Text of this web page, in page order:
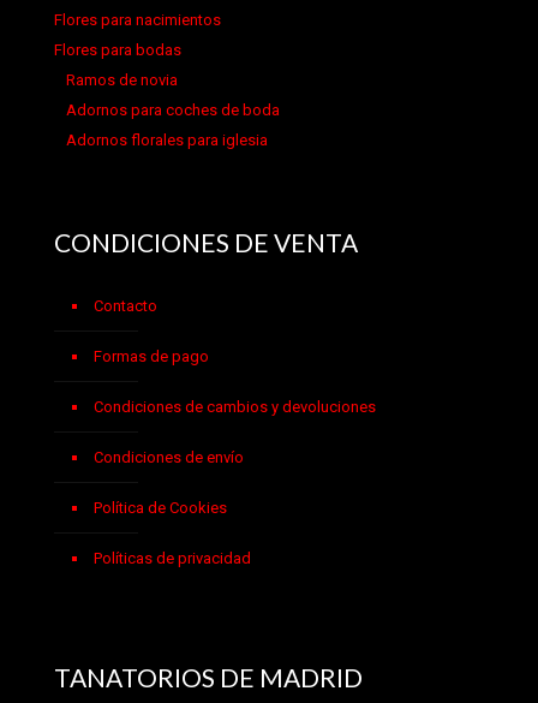
Flores para nacimientos
Flores para bodas
Ramos de novia
Adornos para coches de boda
Adornos florales para iglesia
CONDICIONES DE VENTA
Contacto
Formas de pago
Condiciones de cambios y devoluciones
Condiciones de envío
Política de Cookies
Políticas de privacidad
TANATORIOS DE MADRID